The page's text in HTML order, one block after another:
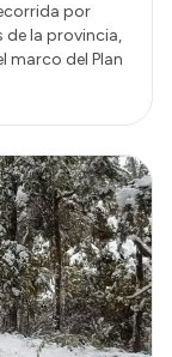
por
la provincia,
marco del Plan